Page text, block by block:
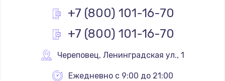
+7 (800) 101-16-70
+7 (800) 101-16-70
Череповец, Ленинградская ул., 1
Ежедневно с 9:00 до 21:00